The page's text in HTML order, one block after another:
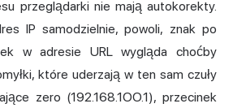
przeglądarki nie mają autokorekty.
IP samodzielnie, powoli, znak po
w adresie URL wygląda choćby
które uderzają w ten sam czuły
zero (192.168.1OO.1), przecinek